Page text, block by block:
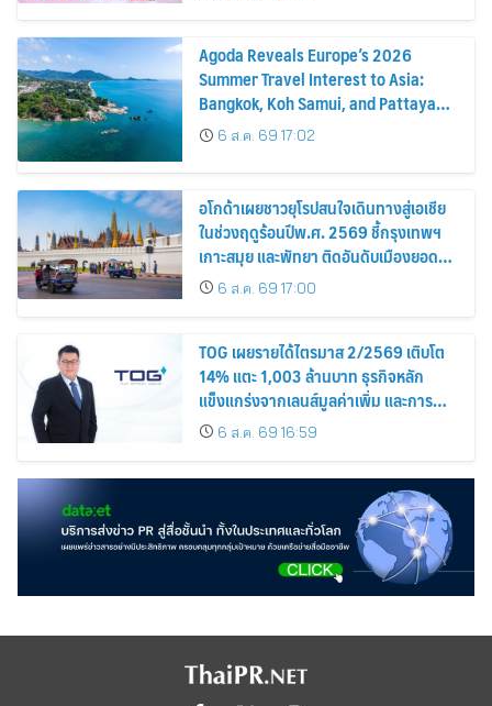
Agoda Reveals Europe’s 2026
Summer Travel Interest to Asia:
Bangkok, Koh Samui, and Pattaya
Among the Top Cities
6 ส.ค. 69 17:02
อโกด้าเผยชาวยุโรปสนใจเดินทางสู่เอเชีย
ในช่วงฤดูร้อนปีพ.ศ. 2569 ชี้กรุงเทพฯ
เกาะสมุย และพัทยา ติดอันดับเมืองยอด
นิยม6 ส.ค. 69 17:00
TOG เผยรายได้ไตรมาส 2/2569 เติบโต
14% แตะ 1,003 ล้านบาท ธุรกิจหลัก
แข็งแกร่งจากเลนส์มูลค่าเพิ่ม และการ
ขยายตลาดต่างประเทศ พร้อมเดินหน้า
ลงทุนเพื่อการเติบโตระยะยาว
6 ส.ค. 69 16:59